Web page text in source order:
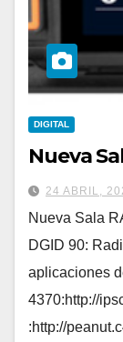
DIGITAL
Nueva
24 ABRIL,
Nueva Sala
DGID 90:
aplicaciones
4370:http://
:http://